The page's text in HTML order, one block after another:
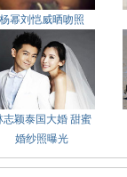
杨幂刘恺威晒吻照
志颖泰国大婚 甜蜜
婚纱照曝光